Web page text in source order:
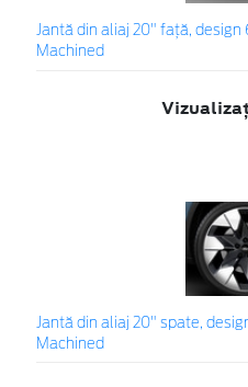
Jantă din aliaj 20" față, design
Machined
Jantă din aliaj 20" spate,
Machined